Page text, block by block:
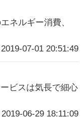
ネルギー消費、
2019-07-01 20:51:49
ビスは気長で細心
2019-06-29 18:11:09